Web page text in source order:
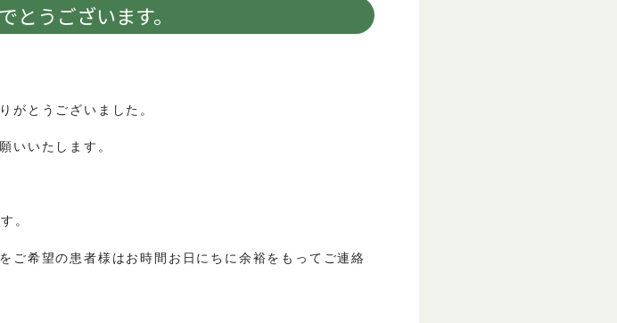
とうございます。
がとうございました。
いいたします。
。
ご希望の患者様はお時間お日にちに余裕をもってご連絡